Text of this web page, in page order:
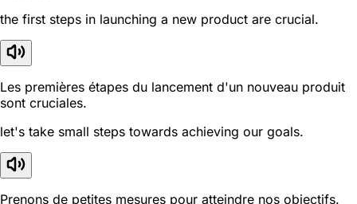
the first steps in launching a new product are crucial.
Les premières étapes du lancement d'un nouveau produit
sont cruciales.
let's take small steps towards achieving our goals.
Prenons de petites mesures pour atteindre nos objectifs.